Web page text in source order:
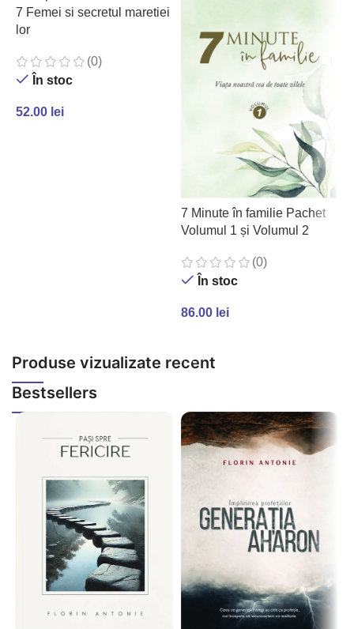
7 Femei si secretul maretiei
lor
(0)
În stoc
52.00 lei
7 Minute în familie Pachet
Volumul 1 și Volumul 2
(0)
În stoc
86.00 lei
Produse vizualizate recent
Bestsellers